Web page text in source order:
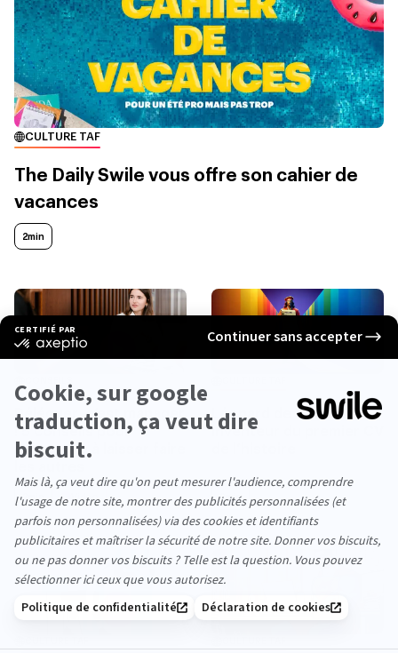
CULTURE TAF
The Daily Swile vous offre son cahier de
vacances
2min
Déléguer, c’est manager
! 5 conseils pour
apprendre à laisser faire
Vidéo
Léonard de Vinci,
inventeur du premier CV
2min